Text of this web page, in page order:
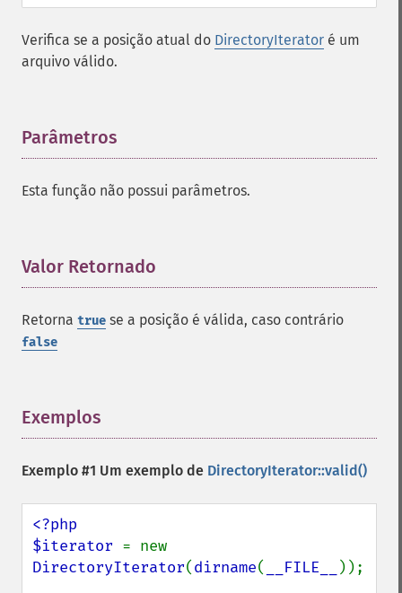
Verifica se a posição atual do DirectoryIterator é um
arquivo válido.
Parâmetros
Esta função não possui parâmetros.
Valor Retornado
Retorna true se a posição é válida, caso contrário
false
Exemplos
Exemplo #1 Um exemplo de DirectoryIterator::valid()
<?php
$iterator
DirectoryIterator(dirname( __FILE__ ));